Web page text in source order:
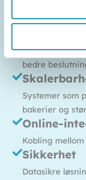
Mulighet for
stempelkort.
Detaljerte
bedre
Systemer som
bakerier og
Online-
Kobling
Sikkerhet
Datasikre